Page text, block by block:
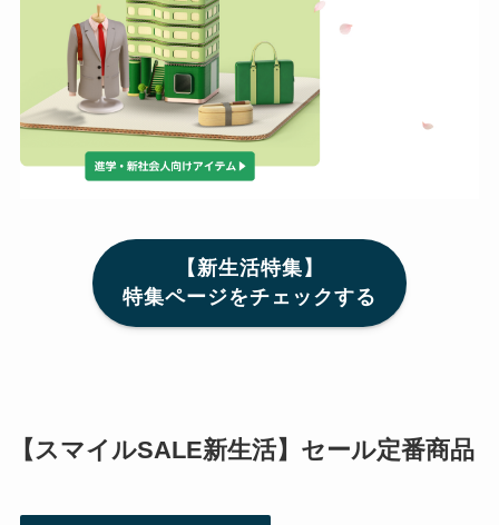
【新生活特集】
特集ページをチェックする
【スマイルSALE新生活】セール定番商品